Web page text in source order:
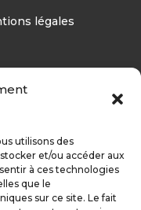
utilisons des
et/ou accéder aux
à ces technologies
que le
sur ce site. Le fait
légales